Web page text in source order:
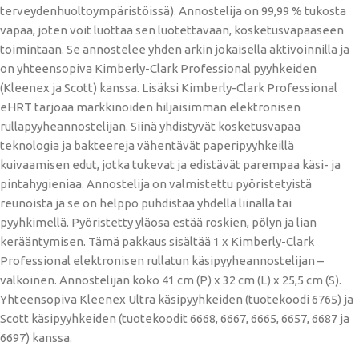
terveydenhuoltoympäristöissä). Annostelija on 99,99 % tukosta
vapaa, joten voit luottaa sen luotettavaan, kosketusvapaaseen
toimintaan. Se annostelee yhden arkin jokaisella aktivoinnilla ja
on yhteensopiva Kimberly-Clark Professional pyyhkeiden
(Kleenex ja Scott) kanssa. Lisäksi Kimberly-Clark Professional
eHRT tarjoaa markkinoiden hiljaisimman elektronisen
rullapyyheannostelijan. Siinä yhdistyvät kosketusvapaa
teknologia ja bakteereja vähentävät paperipyyhkeillä
kuivaamisen edut, jotka tukevat ja edistävät parempaa käsi- ja
pintahygieniaa. Annostelija on valmistettu pyöristetyistä
reunoista ja se on helppo puhdistaa yhdellä liinalla tai
pyyhkimellä. Pyöristetty yläosa estää roskien, pölyn ja lian
kerääntymisen. Tämä pakkaus sisältää 1 x Kimberly-Clark
Professional elektronisen rullatun käsipyyheannostelijan –
valkoinen. Annostelijan koko 41 cm (P) x 32 cm (L) x 25,5 cm (S).
Yhteensopiva Kleenex Ultra käsipyyhkeiden (tuotekoodi 6765) ja
Scott käsipyyhkeiden (tuotekoodit 6668, 6667, 6665, 6657, 6687 ja
6697) kanssa.